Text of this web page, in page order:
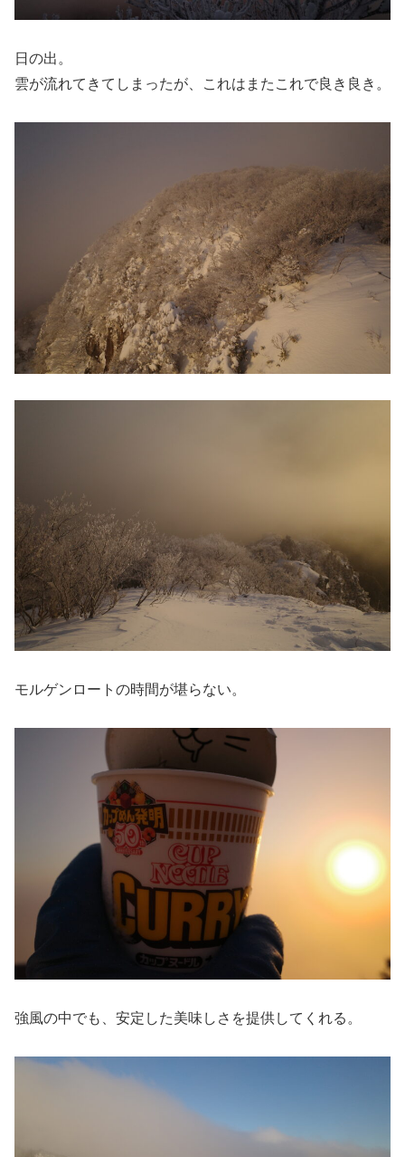
日の出。
雲が流れてきてしまったが、これはまたこれで良き良き。
モルゲンロートの時間が堪らない。
強風の中でも、安定した美味しさを提供してくれる。